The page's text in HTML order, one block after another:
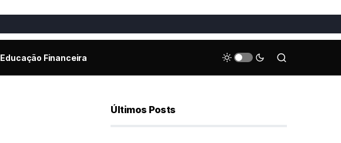
Educação Financeira
Últimos Posts